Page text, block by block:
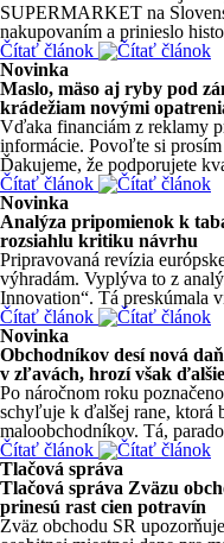
SUPERMARKET na
nakupovaním a prinieslo
Čítať článok
Novinka
Maslo, mäso aj ryby pod
krádežiam novými
Vďaka financiám z reklamy
informácie. Povoľte si
Ďakujeme, že podporujete
Čítať článok
Novinka
Analýza pripomienok k
rozsiahlu kritiku návrhu
Pripravovaná revízia
výhradám. Vyplýva to z
Innovation“. Tá preskúmala
Čítať článok
Novinka
Obchodníkov desí nová
v zľavách, hrozí však
Po náročnom roku
schyľuje k ďalšej rane, ktorá
maloobchodníkov. Tá,
Čítať článok
Tlačová správa
Tlačová správa Zväzu
prinesú rast cien potravín
Zväz obchodu SR